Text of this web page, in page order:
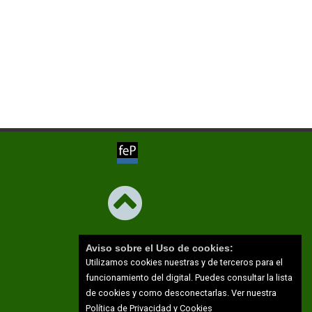
Aviso sobre el Uso de cookies:
Utilizamos cookies nuestras y de terceros para el
funcionamiento del digital. Puedes consultar la lista
de cookies y como desconectarlas. Ver nuestra
Política de Privacidad y Cookies